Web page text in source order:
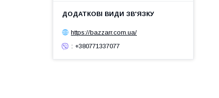
https://bazzarr.com.ua/
: +380771337077